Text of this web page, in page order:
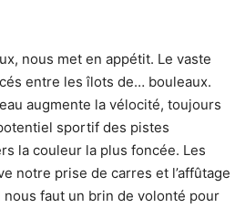
nous met en appétit. Le vaste
entre les îlots de… bouleaux.
augmente la vélocité, toujours
sportif des pistes
la couleur la plus foncée. Les
notre prise de carres et l’affûtage
faut un brin de volonté pour